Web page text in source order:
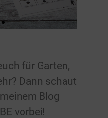
für Garten,
Dann schaut
Blog
vorbei!